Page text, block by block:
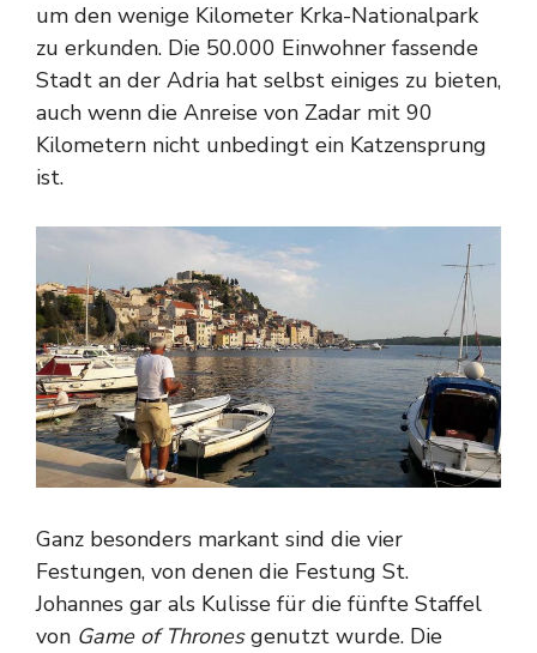
um den wenige Kilometer Krka-Nationalpark
zu erkunden. Die 50.000 Einwohner fassende
Stadt an der Adria hat selbst einiges zu bieten,
auch wenn die Anreise von Zadar mit 90
Kilometern nicht unbedingt ein Katzensprung
ist.
Ganz besonders markant sind die vier
Festungen, von denen die Festung St.
Johannes gar als Kulisse für die fünfte Staffel
von Game of Thronesgenutzt wurde. Die